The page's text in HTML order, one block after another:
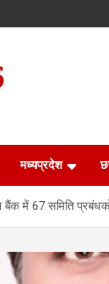
मध्यप्रदेश
में 67 समिति प्रबंधकों